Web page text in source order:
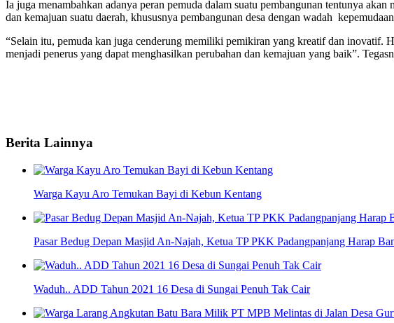
Ia juga menambahkan adanya peran pemuda dalam suatu pembangunan tentunya
dan kemajuan suatu daerah, khususnya pembangunan desa dengan wadah
“Selain itu, pemuda kan juga cenderung memiliki pemikiran yang kreatif dan inovatif.
menjadi penerus yang dapat menghasilkan perubahan dan kemajuan yang baik”.
Berita Lainnya
Warga Kayu Aro Temukan Bayi di Kebun Kentang
Pasar Bedug Depan Masjid An-Najah, Ketua TP PKK Padangpanjang Harap
Waduh.. ADD Tahun 2021 16 Desa di Sungai Penuh Tak Cair